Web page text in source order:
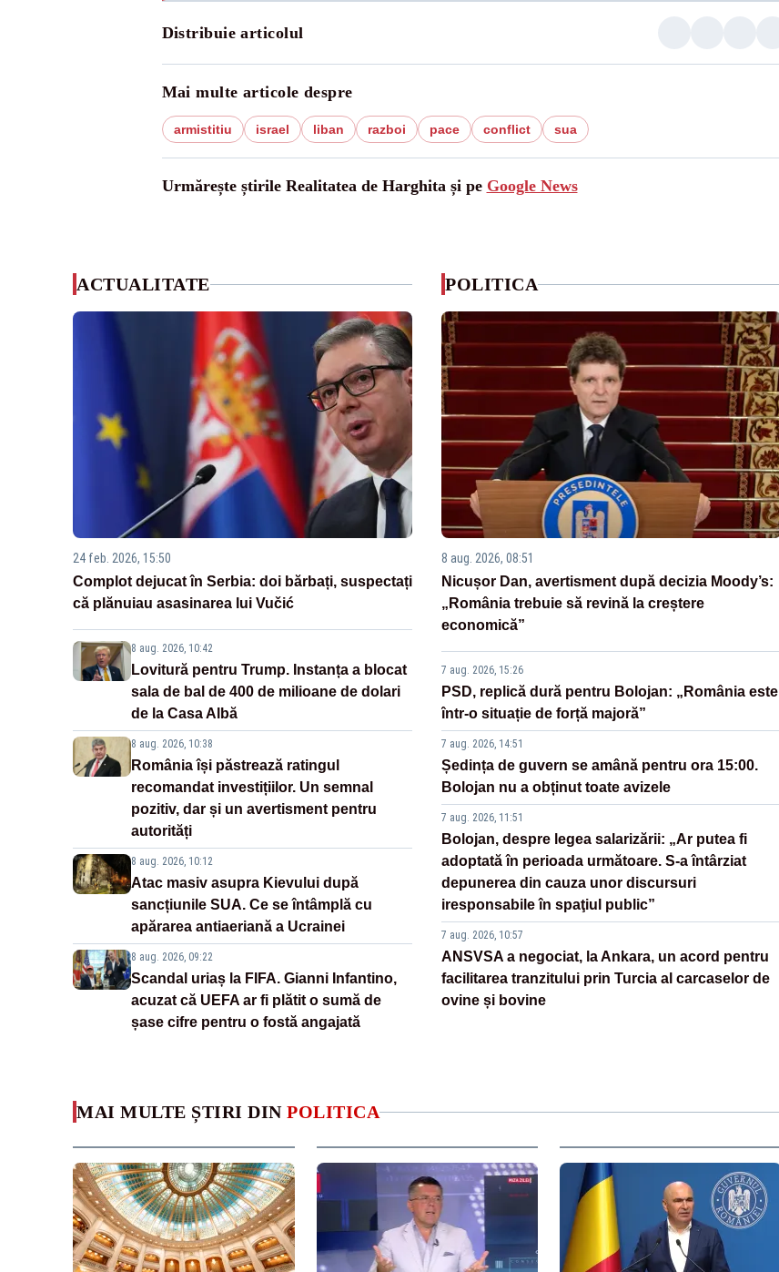
Distribuie articolul
Mai multe articole despre
armistitiu israel liban razboi pace conflict sua
Urmărește știrile Realitatea de Harghita și pe Google News
ACTUALITATE
24 feb. 2026, 15:50
Complot dejucat în Serbia: doi bărbați, suspectați
că plănuiau asasinarea lui Vučić
8 aug. 2026, 10:42
Lovitură pentru Trump. Instanța a blocat
sala de bal de 400 de milioane de dolari
de la Casa Albă
8 aug. 2026, 10:38
România își păstrează ratingul
recomandat investițiilor. Un semnal
pozitiv, dar și un avertisment pentru
autorități
8 aug. 2026, 10:12
Atac masiv asupra Kievului după
sancțiunile SUA. Ce se întâmplă cu
apărarea antiaeriană a Ucrainei
8 aug. 2026, 09:22
Scandal uriaș la FIFA. Gianni Infantino,
acuzat că UEFA ar fi plătit o sumă de
șase cifre pentru o fostă angajată
POLITICA
8 aug. 2026, 08:51
Nicușor Dan, avertisment după decizia Moody’s:
„România trebuie să revină la creștere
economică”
7 aug. 2026, 15:26
PSD, replică dură pentru Bolojan: „România este
într-o situație de forță majoră”
7 aug. 2026, 14:51
Ședința de guvern se amână pentru ora 15:00.
Bolojan nu a obținut toate avizele
7 aug. 2026, 11:51
Bolojan, despre legea salarizării: „Ar putea fi
adoptată în perioada următoare. S-a întârziat
depunerea din cauza unor discursuri
iresponsabile în spaţiul public”
7 aug. 2026, 10:57
ANSVSA a negociat, la Ankara, un acord pentru
facilitarea tranzitului prin Turcia al carcaselor de
ovine și bovine
MAI MULTE ȘTIRI DIN POLITICA